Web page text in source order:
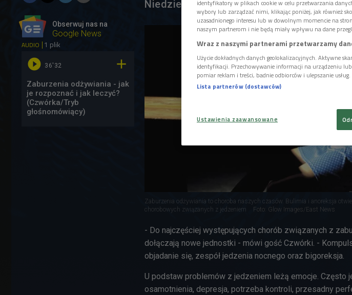
Obserwuj nas na
Google News
Niedzielska.
AUDIO 1 plik
 36'32 
Zaburzenia odżywiania - jak
je rozpoznać i jak leczyć?
(Czwórka/Tryb
głośnomówiący)
Zaburzenia odżywiania to choroba naszych czasów. Bulimia i anoreksja
chorobowych związanych z jedzeniem
Foto: Glow Images/East News
- Do najczęściej występujących chorób związanych z
dołączają nowe jednostki - mówi gość Czwórki. -
objadanie się, zespół jedzenia nocnego oraz bigoreksja.
U podstaw problemów z jedzeniem leżą emocje. Często
osamotnienia, depresja, potrzeba kontroli, przesadny
identyfikatory w plikach cookie w celu przetwarzania
wybory lub zarządzać nimi, klikając poniżej, jak również
uzasadnionego interesu lub w dowolnym momencie na
naszym partnerom i nie będą miały wpływu na dane
Wraz z naszymi partnerami przetwarzamy
Użycie dokładnych danych geolokalizacyjnych. Aktywne
identyfikacji. Przechowywanie informacji na urządzeniu
pomiar reklam i treści, badnie odbiorców i ulepszanie usług.
Lista partnerów (dostawców)
Ustawienia zaawansowane